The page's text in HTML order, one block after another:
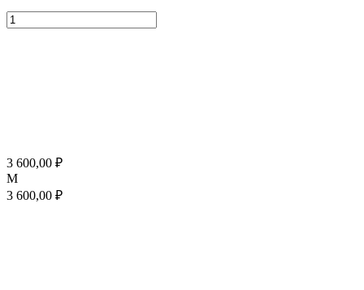
3 600,00 ₽
M
3 600,00 ₽